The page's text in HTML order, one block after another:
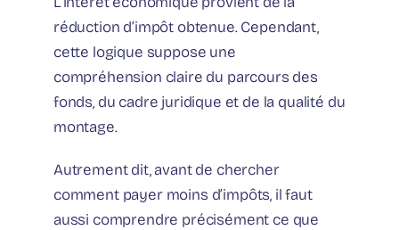
réduction d’impôt obtenue. Cependant,
cette logique suppose une
compréhension claire du parcours des
fonds, du cadre juridique et de la qualité du
montage.
Autrement dit, avant de chercher
comment payer moins d’impôts, il faut
aussi comprendre précisément ce que